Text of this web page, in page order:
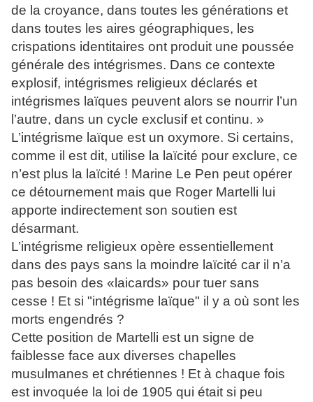
de la croyance, dans toutes les générations et
dans toutes les aires géographiques, les
crispations identitaires ont produit une poussée
générale des intégrismes. Dans ce contexte
explosif, intégrismes religieux déclarés et
intégrismes laïques peuvent alors se nourrir l’un
l’autre, dans un cycle exclusif et continu. »
L’intégrisme laïque est un oxymore. Si certains,
comme il est dit, utilise la laïcité pour exclure, ce
n’est plus la laïcité ! Marine Le Pen peut opérer
ce détournement mais que Roger Martelli lui
apporte indirectement son soutien est
désarmant.
L’intégrisme religieux opère essentiellement
dans des pays sans la moindre laïcité car il n’a
pas besoin des «laicards» pour tuer sans
cesse ! Et si "intégrisme laïque" il y a où sont les
morts engendrés ?
Cette position de Martelli est un signe de
faiblesse face aux diverses chapelles
musulmanes et chrétiennes ! Et à chaque fois
est invoquée la loi de 1905 qui était si peu